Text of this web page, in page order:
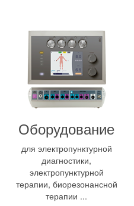
Оборудование
для электропунктурной
диагностики,
электропунктурной
терапии, биорезонансной
терапии ...